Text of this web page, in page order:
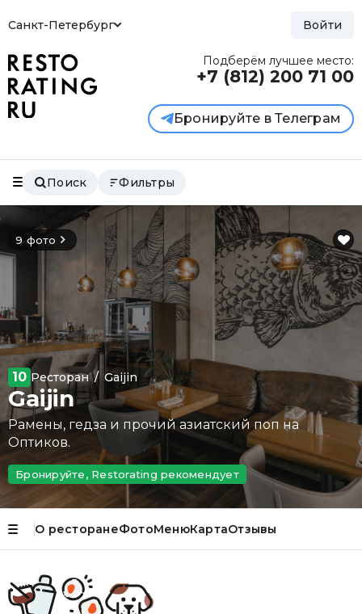
Санкт-Петербург Войти
Подберём лучшее место:
+7 (812) 200 71 00
Бронируйте в Телеграм
Поиск Фильтры
9 фото
10 Ресторан / Gaijin
Gaijin
Рамены, гедза и прочий азиатский поп на
Оптиков.
Бронируйте, Restorating рекомендует
О ресторанеФотоМенюКартаОтзывы